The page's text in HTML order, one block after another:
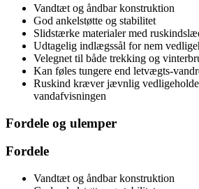
Vandtæt og åndbar konstruktion
God ankelstøtte og stabilitet
Slidstærke materialer med
Udtagelig indlægssål for nem
Velegnet til både trekking og
Kan føles tungere end letvægts-
Ruskind kræver jævnlig
vandafvisningen
Fordele og ulemper
Fordele
Vandtæt og åndbar konstruktion